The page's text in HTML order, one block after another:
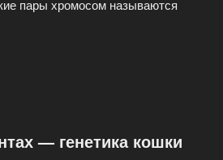
пары хромосом называются
— генетика кошки